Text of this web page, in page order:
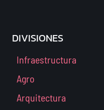
DIVISIONES
Infraestructura
Agro
Arquitectura